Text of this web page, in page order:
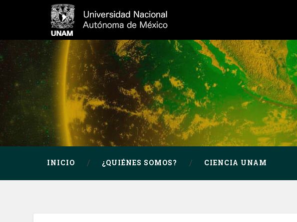
INICIO ¿QUIÉNES SOMOS? CIENCIA UNAM